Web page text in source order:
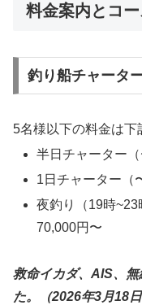
料金案内とコ
釣り船チャータ
5名様以下の料金は下
半日チャーター
1日チャーター（
夜釣り（19時~23
70,000円〜
救命イカダ、AIS、
た。（2026年3月18日